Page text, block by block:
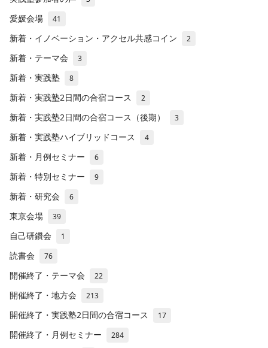
愛媛会場 41
新着・イノベーション・アクセル共感コイン 2
新着・テーマ会 3
新着・実践塾 8
新着・実践塾2日間の合宿コース 2
新着・実践塾2日間の合宿コース（後期） 3
新着・実践塾ハイブリッドコース 4
新着・月例セミナー 6
新着・特別セミナー 9
新着・研究会 6
東京会場 39
自己研鑽会 1
読書会 76
開催終了・テーマ会 22
開催終了・地方会 213
開催終了・実践塾2日間の合宿コース 17
開催終了・月例セミナー 284